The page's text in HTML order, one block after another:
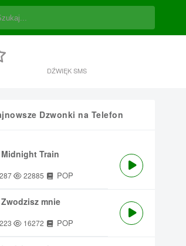
DŹWIĘK SMS
Dzwonki na Telefon
Midnight Train
287 22885 POP
Zwodzisz mnie
223 16272 POP